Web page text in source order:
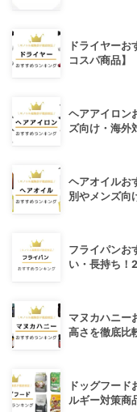
ドライヤーお
コスパ商品】
ヘアアイロン
ズ向け・海外
ヘアオイルお
別やメンズ向
フライパンお
い・長持ち！
マヌカハニー
高さを徹底比
ドッグフー
ルギー対策商